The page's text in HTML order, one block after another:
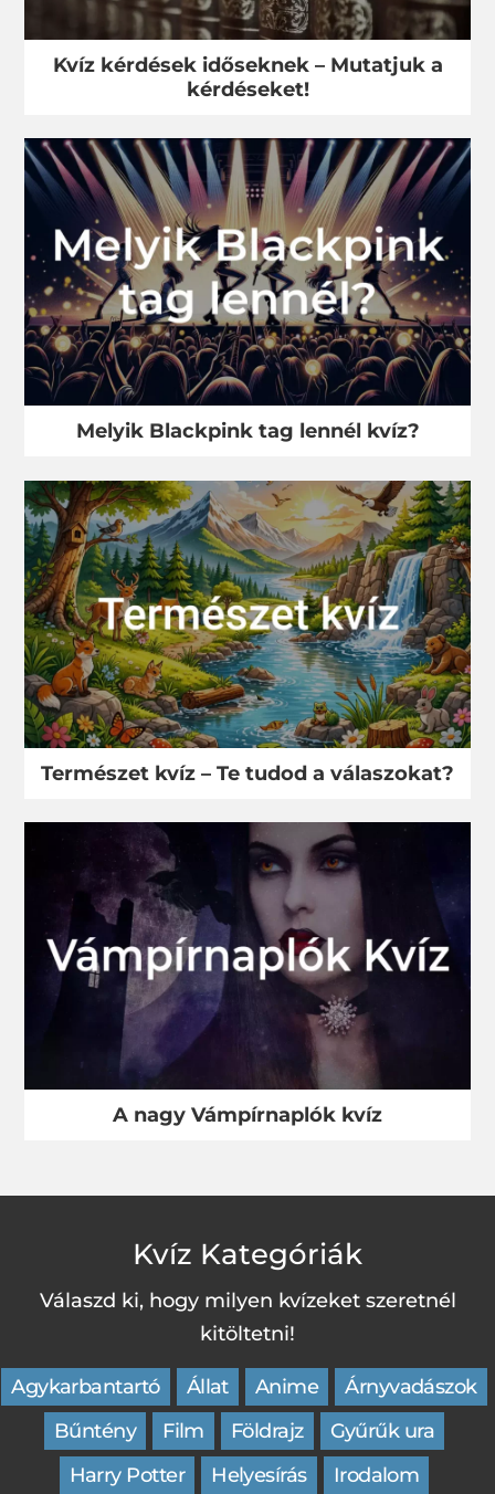
Kvíz kérdések időseknek – Mutatjuk a
kérdéseket!
Melyik Blackpink tag lennél kvíz?
Természet kvíz – Te tudod a válaszokat?
A nagy Vámpírnaplók kvíz
Kvíz Kategóriák
Válaszd ki, hogy milyen kvízeket szeretnél
kitöltetni!
Agykarbantartó Állat Anime
Árnyvadászok
Bűntény
Film Földrajz
Gyűrűk ura
Harry Potter
Helyesírás Irodalom